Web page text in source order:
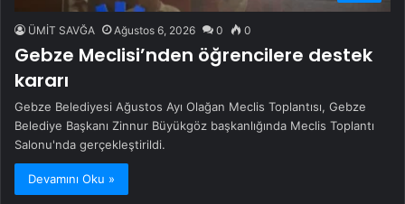
ÜMİT SAVĞA Ağustos 6, 2026 0 0
Gebze Meclisi’nden öğrencilere destek
kararı
Gebze Belediyesi Ağustos Ayı Olağan Meclis Toplantısı, Gebze
Belediye Başkanı Zinnur Büyükgöz başkanlığında Meclis Toplantı
Salonu'nda gerçekleştirildi.
Devamını Oku »